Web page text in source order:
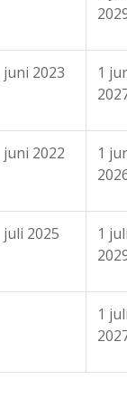
juni 2023
1
juni 2022
1
juli 2025
1
1